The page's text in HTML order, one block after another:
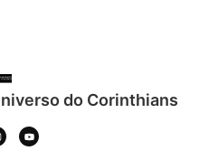
do Corinthians